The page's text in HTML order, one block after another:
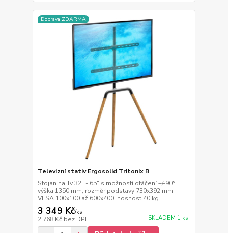
Doprava ZDARMA
Televizní stativ Ergosolid Tritonix B
Stojan na Tv 32" - 65" s možností otáčení +/-90°,
výška 1350 mm, rozměr podstavy 730x392 mm,
VESA 100x100 až 600x400, nosnost 40 kg
3 349 Kč/ks
2 768 Kč bez DPH SKLADEM 1 ks